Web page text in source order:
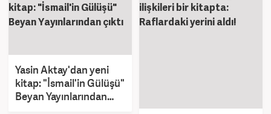
Yasin Aktay'dan yeni
kitap: "İsmail'in Gülüşü"
Beyan Yayınlarından